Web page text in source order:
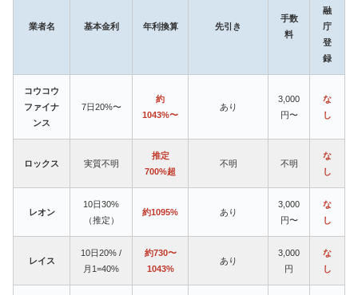
業者名 基本金利 年利換算 先引き
手数
料
融
庁
登
録
コウコウ
ファイナ
ンス
7日20%〜
約
1043%〜
あり
3,000
円〜
な
し
ロックス 実質不明
推定
700%超
不明 不明
な
し
レオン
10日30%
（推定）
約1095% あり
3,000
円〜
な
し
レイス
10日20% /
月1=40%
約730〜
1043%
あり
3,000
円
な
し